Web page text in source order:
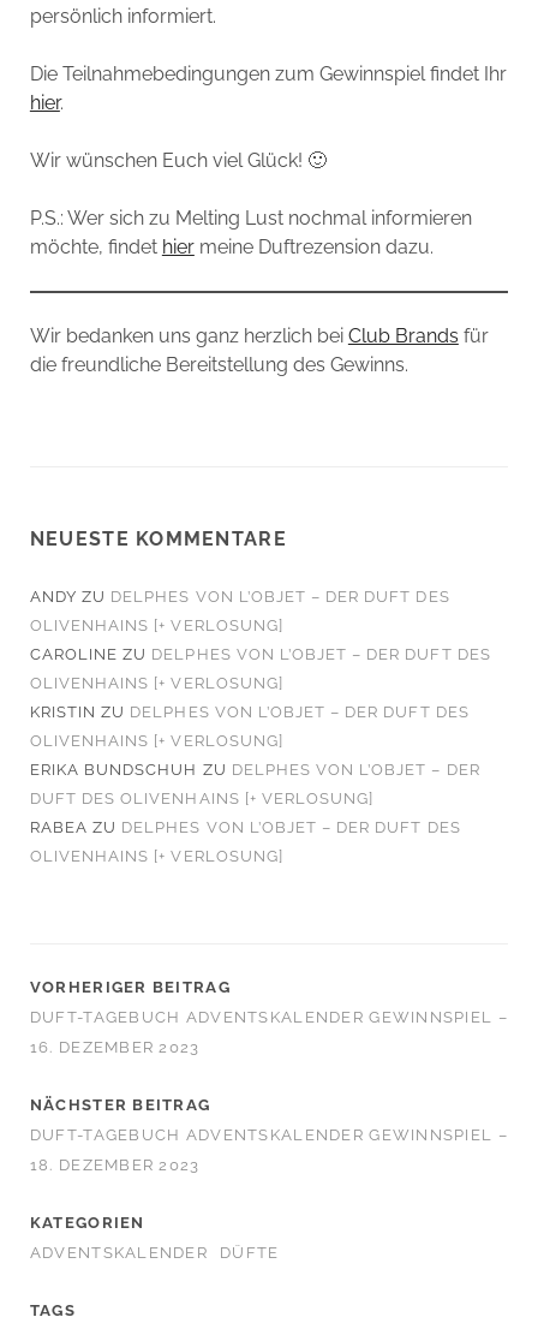
persönlich informiert.
Die Teilnahmebedingungen zum Gewinnspiel findet Ihr
hier.
Wir wünschen Euch viel Glück! 🙂
P.S.: Wer sich zu Melting Lust nochmal informieren
möchte, findet hiermeine Duftrezension dazu.
Wir bedanken uns ganz herzlich bei Club Brands für
die freundliche Bereitstellung des Gewinns.
NEUESTE KOMMENTARE
ANDY ZU DELPHES VON L’OBJET – DER DUFT DES
OLIVENHAINS [+ VERLOSUNG]
CAROLINE ZU DELPHES VON L’OBJET – DER DUFT DES
OLIVENHAINS [+ VERLOSUNG]
KRISTIN ZU DELPHES VON L’OBJET – DER DUFT DES
OLIVENHAINS [+ VERLOSUNG]
ERIKA BUNDSCHUH ZU DELPHES VON L’OBJET – DER
DUFT DES OLIVENHAINS [+ VERLOSUNG]
RABEA ZU DELPHES VON L’OBJET – DER DUFT DES
OLIVENHAINS [+ VERLOSUNG]
VORHERIGER BEITRAG
DUFT-TAGEBUCH ADVENTSKALENDER GEWINNSPIEL –
16. DEZEMBER 2023
NÄCHSTER BEITRAG
DUFT-TAGEBUCH ADVENTSKALENDER GEWINNSPIEL –
18. DEZEMBER 2023
KATEGORIEN
ADVENTSKALENDER
DÜFTE
TAGS